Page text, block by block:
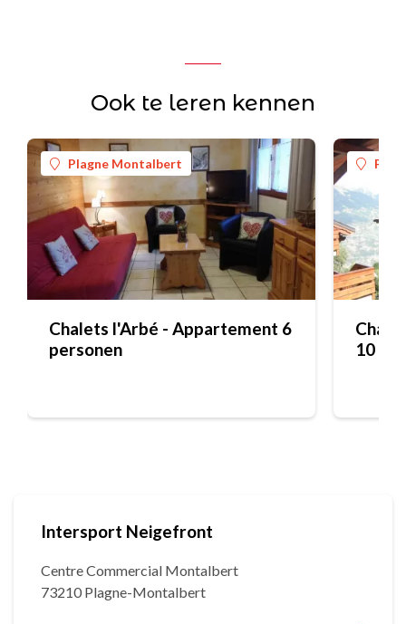
Ook te leren kennen
Plagne Montalbert
Chalets l'Arbé - Appartement 6
personen
10
Intersport Neigefront
Centre Commercial Montalbert
73210 Plagne-Montalbert